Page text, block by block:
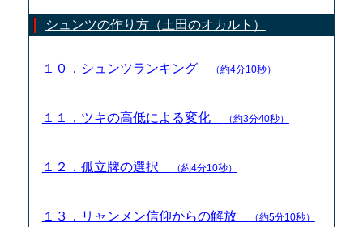
シュンツの作り方（土田のオカルト）
１０．シュンツランキング （約4分10秒）
１１．ツキの高低による変化 （約3分40秒）
１２．孤立牌の選択 （約4分10秒）
１３．リャンメン信仰からの解放 （約5分10秒）